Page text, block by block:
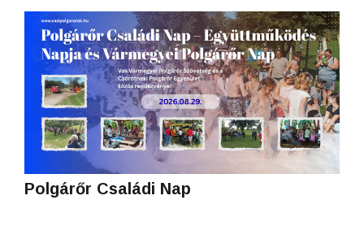
Polgárőr Családi Nap